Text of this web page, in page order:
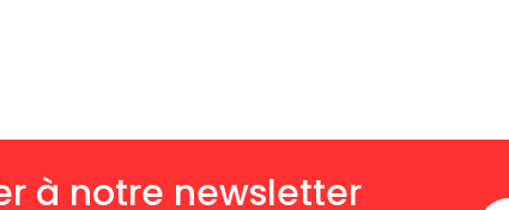
à notre newsletter